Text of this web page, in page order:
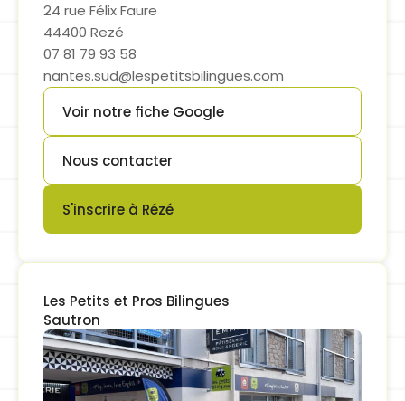
24 rue Félix Faure
44400 Rezé
07 81 79 93 58
nantes.sud@lespetitsbilingues.com
Voir notre fiche Google
Button
Nous contacter
Button
S'inscrire à Rézé
Les Petits et Pros Bilingues
Sautron